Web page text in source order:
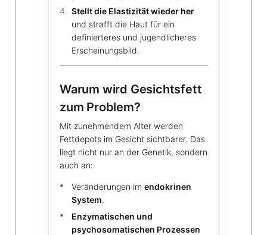
Stellt die Elastizität wieder her
und strafft die Haut für ein
definierteres und jugendlicheres
Erscheinungsbild.
Warum wird Gesichtsfett
zum Problem?
Mit zunehmendem Alter werden
Fettdepots im Gesicht sichtbarer. Das
liegt nicht nur an der Genetik, sondern
auch an:
Veränderungen im endokrinen
System.
Enzymatischen und
psychosomatischen Prozessen